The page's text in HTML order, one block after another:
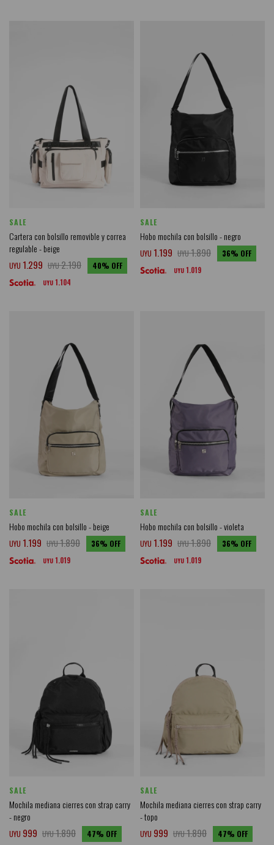
SALE
Cartera con bolsillo removible y correa
regulable - beige
UYU 1.299 UYU2.190 40
UYU 1.104
SALE
Hobo mochila con bolsillo - negro
UYU 1.199 UYU1.890 36
UYU 1.019
SALE
Hobo mochila con bolsillo - beige
UYU 1.199 UYU1.890 36
UYU 1.019
SALE
Hobo mochila con bolsillo - violeta
UYU 1.199 UYU1.890 36
UYU 1.019
SALE
Mochila mediana cierres con strap carry
- negro
UYU 999 UYU1.890 47
SALE
Mochila mediana cierres con strap carry
- topo
UYU 999 UYU1.890 47